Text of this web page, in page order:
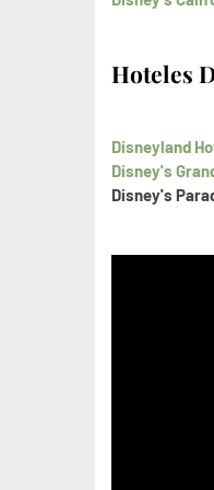
Hoteles
Disneyland
Disney's
Disney's